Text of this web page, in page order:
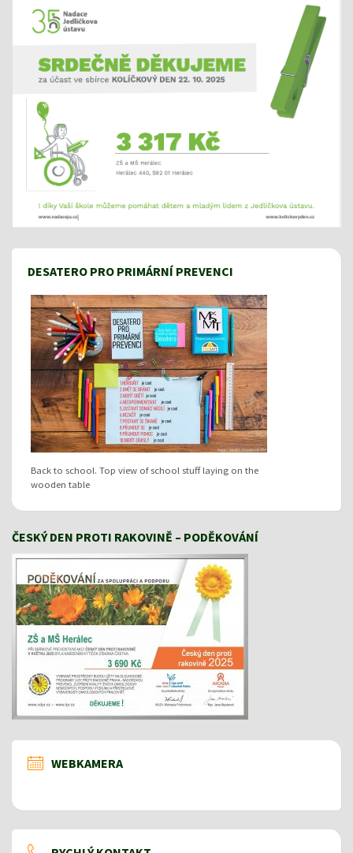
DESATERO PRO PRIMÁRNÍ PREVENCI
Back to school. Top view of school stuff laying on the
wooden table
ČESKÝ DEN PROTI RAKOVINĚ – PODĚKOVÁNÍ
WEBKAMERA